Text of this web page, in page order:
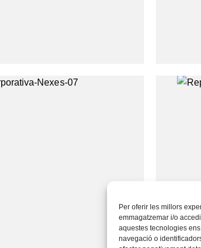
Per oferir les millors
emmagatzemar i/o
aquestes tecnologies
navegació o